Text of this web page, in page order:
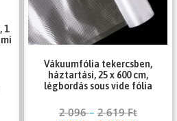
1
Vákuumfólia tekercsben,
háztartási, 25 x 600 cm,
légbordás sous vide fólia
2 096– 2 619Ft